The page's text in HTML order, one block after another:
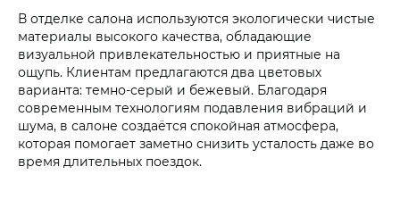
В отделке салона используются экологически чистые
материалы высокого качества, обладающие
визуальной привлекательностью и приятные на
ощупь. Клиентам предлагаются два цветовых
варианта: темно-серый и бежевый. Благодаря
современным технологиям подавления вибраций и
шума, в салоне создаётся спокойная атмосфера,
которая помогает заметно снизить усталость даже во
время длительных поездок.